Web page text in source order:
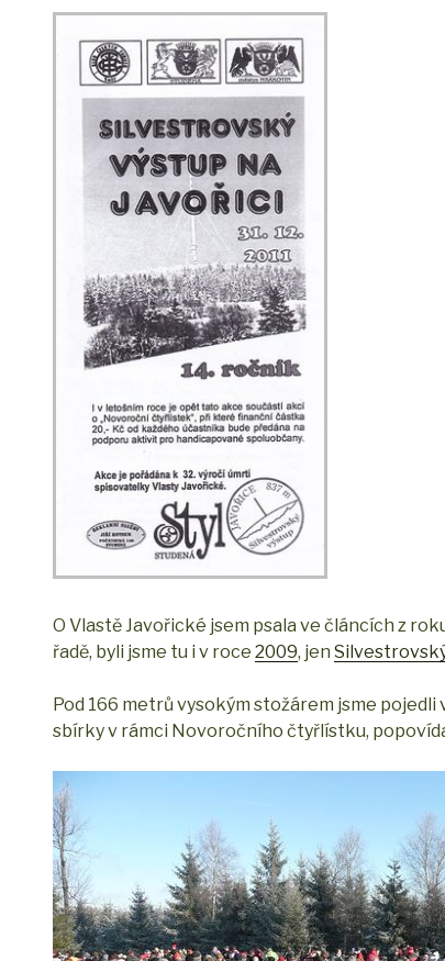
O Vlastě Javořické jsem psala ve článcích z
řadě, byli jsme tu i v roce 2009, jen
Pod 166 metrů vysokým stožárem jsme
sbírky v rámci Novoročního čtyřlístku,